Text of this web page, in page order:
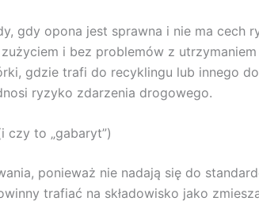
gdy opona jest sprawna i nie ma cech
i bez problemów z
gdzie trafi do recyklingu lub innego
ryzyko zdarzenia drogowego.
czy to „gabaryt”)
ponieważ nie nadają się do
trafiać na składowisko jako